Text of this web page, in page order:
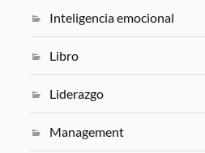
Inteligencia emocional
Libro
Liderazgo
Management